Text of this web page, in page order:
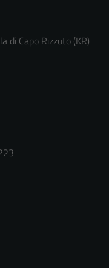
di Capo Rizzuto (KR)
personali.
esterni